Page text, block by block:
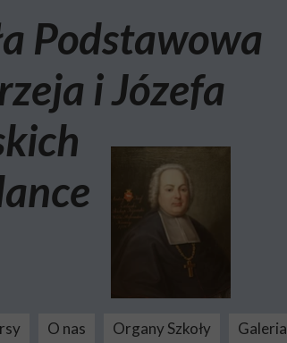
O nas Organy Szkoły Galeria
Podstawowa
i Józefa